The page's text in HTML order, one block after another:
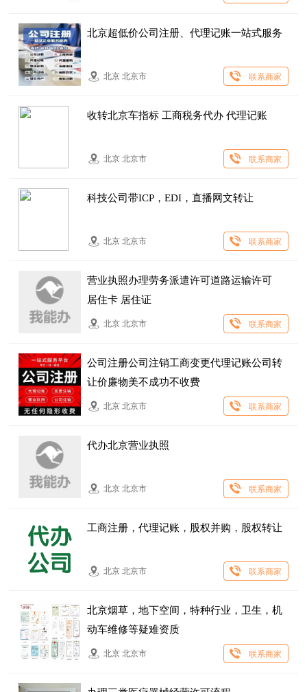
北京超低价公司注册、代理记账一站式服务
北京 北京市 联系商家
收转北京车指标 工商税务代办 代理记账
北京 北京市 联系商家
科技公司带ICP，EDI，直播网文转让
北京 北京市 联系商家
营业执照办理劳务派遣许可道路运输许可
居住卡 居住证
北京 北京市 联系商家
公司注册公司注销工商变更代理记账公司转
让价廉物美不成功不收费
北京 北京市 联系商家
代办北京营业执照
北京 北京市 联系商家
工商注册，代理记账，股权并购，股权转让
北京 北京市 联系商家
北京烟草，地下空间，特种行业，卫生，机
动车维修等疑难资质
北京 北京市 联系商家